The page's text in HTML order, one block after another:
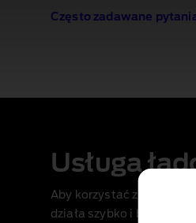
Często zadawane
Usługa
Aby korzystać z
działa szybko i